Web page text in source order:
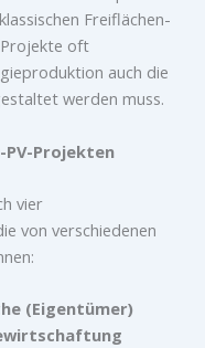
Freiflächen-
Projekte oft
auch die
werden muss.
PV-Projekten
vier
von verschiedenen
(Eigentümer)